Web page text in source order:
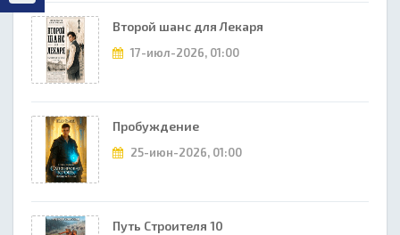
Второй шанс для Лекаря
17-июл-2026, 01:00
Пробуждение
25-июн-2026, 01:00
Путь Строителя 10